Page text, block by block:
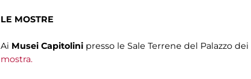
LE MOSTRE
Ai Musei Capitolini presso le Sale Terrene del Palazzo
mostra.